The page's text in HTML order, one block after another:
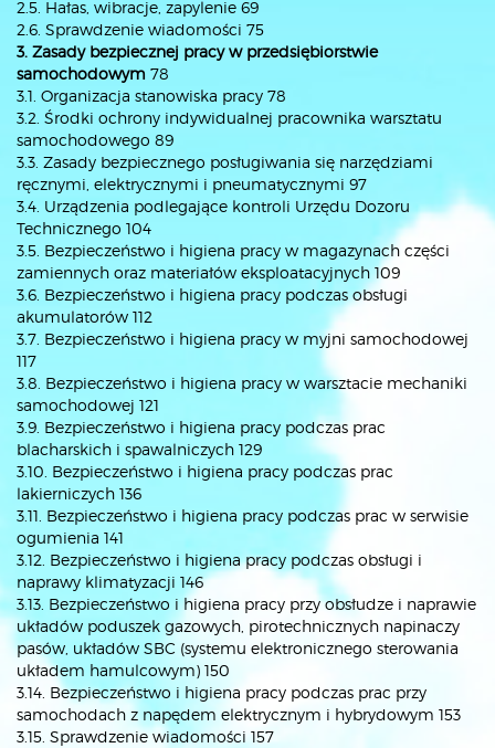
2.5. Hałas, wibracje, zapylenie 69
2.6. Sprawdzenie wiadomości 75
3. Zasady bezpiecznej pracy w przedsiębiorstwie
samochodowym 78
3.1. Organizacja stanowiska pracy 78
3.2. Środki ochrony indywidualnej pracownika warsztatu
samochodowego 89
3.3. Zasady bezpiecznego posługiwania się narzędziami
ręcznymi, elektrycznymi i pneumatycznymi 97
3.4. Urządzenia podlegające kontroli Urzędu Dozoru
Technicznego 104
3.5. Bezpieczeństwo i higiena pracy w magazynach części
zamiennych oraz materiałów eksploatacyjnych 109
3.6. Bezpieczeństwo i higiena pracy podczas obsługi
akumulatorów 112
3.7. Bezpieczeństwo i higiena pracy w myjni samochodowej
117
3.8. Bezpieczeństwo i higiena pracy w warsztacie mechaniki
samochodowej 121
3.9. Bezpieczeństwo i higiena pracy podczas prac
blacharskich i spawalniczych 129
3.10. Bezpieczeństwo i higiena pracy podczas prac
lakierniczych 136
3.11. Bezpieczeństwo i higiena pracy podczas prac w serwisie
ogumienia 141
3.12. Bezpieczeństwo i higiena pracy podczas obsługi i
naprawy klimatyzacji 146
3.13. Bezpieczeństwo i higiena pracy przy obsłudze i naprawie
układów poduszek gazowych, pirotechnicznych napinaczy
pasów, układów SBC (systemu elektronicznego sterowania
układem hamulcowym) 150
3.14. Bezpieczeństwo i higiena pracy podczas prac przy
samochodach z napędem elektrycznym i hybrydowym 153
3.15. Sprawdzenie wiadomości 157